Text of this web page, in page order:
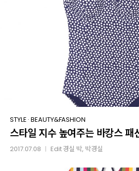
스타일
지수
높여주는
STYLE ·BEAUTY&FASHION
2017.07.08 Edit경실 박, 박경실